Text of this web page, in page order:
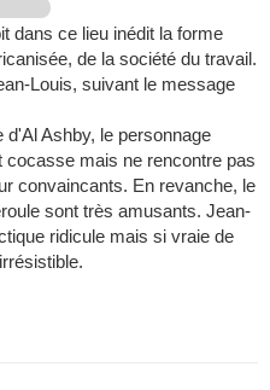
dans ce lieu inédit la forme
de la société du travail.
Louis, suivant le message
Ashby, le personnage
cocasse mais ne rencontre pas
convaincants. En revanche, le
sont très amusants. Jean-
ridicule mais si vraie de